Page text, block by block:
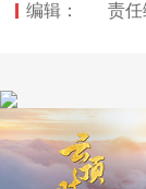
编辑： 责任